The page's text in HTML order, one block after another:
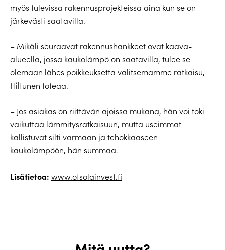
myös tulevissa rakennusprojekteissa aina kun se on
järkevästi saatavilla.
– Mikäli seuraavat rakennushankkeet ovat kaava-
alueella, jossa kaukolämpö on saatavilla, tulee se
olemaan lähes poikkeuksetta valitsemamme ratkaisu,
Hiltunen toteaa.
– Jos asiakas on riittävän ajoissa mukana, hän voi toki
vaikuttaa lämmitysratkaisuun, mutta useimmat
kallistuvat silti varmaan ja tehokkaaseen
kaukolämpöön, hän summaa.
Lisätietoa: www.otsolainvest.fi